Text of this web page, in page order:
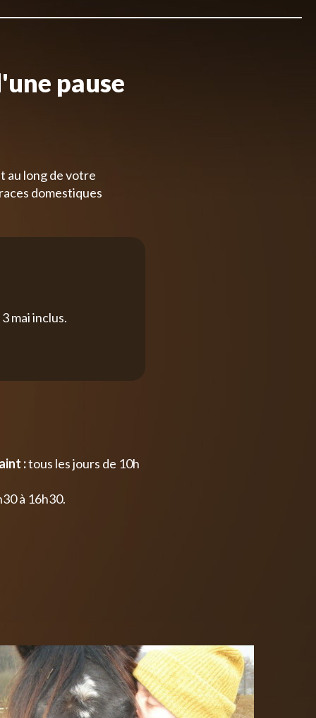
pause
au long de votre
domestiques
mai inclus.
:tous les jours de 10h
à 16h30.